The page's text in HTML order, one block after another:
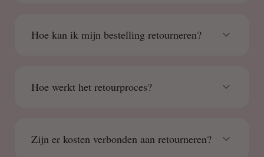
Hoe kan ik mijn bestelling retourneren?
Hoe werkt het retourproces?
Zijn er kosten verbonden aan retourneren?